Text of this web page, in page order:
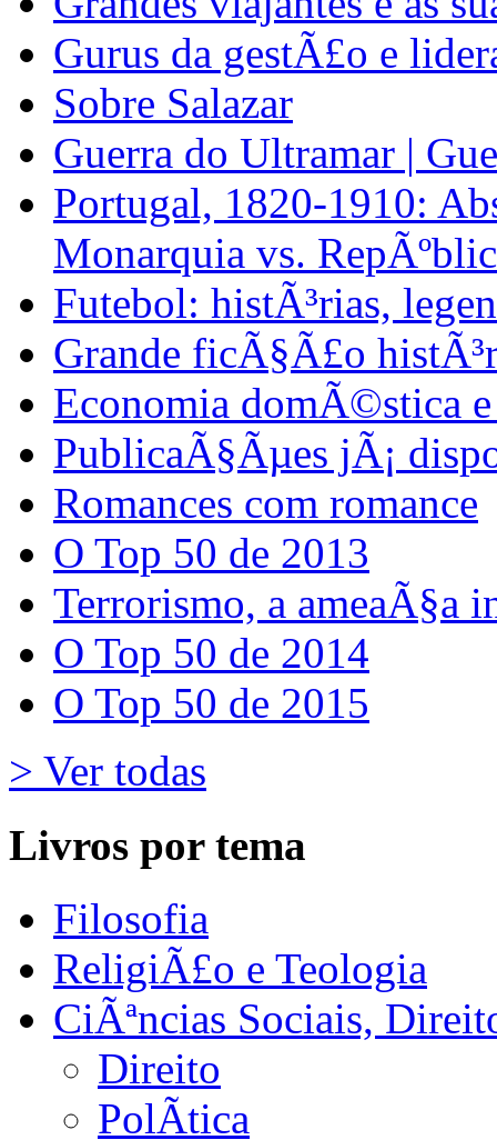
Gurus da gestÃ£o e
Sobre Salazar
Guerra do Ultramar |
Portugal, 1820-1910:
Monarquia vs.
Futebol: histÃ³rias,
Grande ficÃ§Ã£o
Economia domÃ©stica
PublicaÃ§Ãµes jÃ¡
Romances com romance
O Top 50 de 2013
Terrorismo, a ameaÃ§a
O Top 50 de 2014
O Top 50 de 2015
> Ver todas
Livros por tema
Filosofia
ReligiÃ£o e Teologia
CiÃªncias Sociais,
Direito
PolÃ­tica